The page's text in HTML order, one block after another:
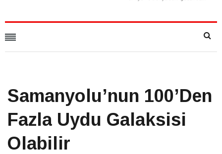
Samanyolu’nun 100’den
Fazla Uydu Galaksisi
Olabilir